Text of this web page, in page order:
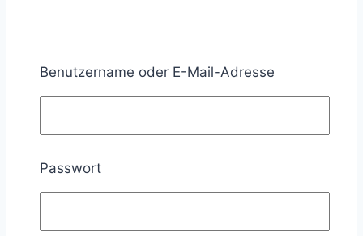
Teilnehmergebühr: 300,00 €
Benutzername oder E-Mail-Adresse
Passwort